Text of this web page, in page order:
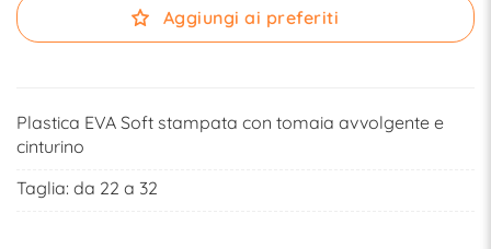
Aggiungi ai preferiti
Plastica EVA Soft stampata con tomaia avvolgente e
cinturino
Taglia: da 22 a 32